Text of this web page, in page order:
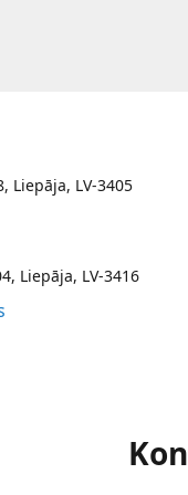
Liepāja, LV-3405
Liepāja, LV-3416